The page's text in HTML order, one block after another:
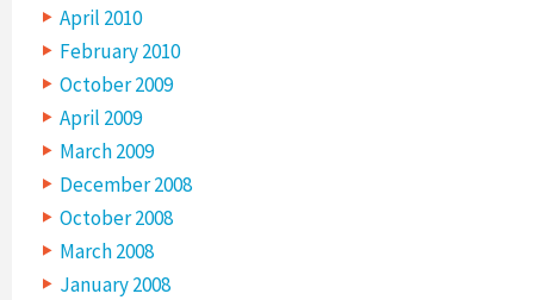
April 2010
February 2010
October 2009
April 2009
March 2009
December 2008
October 2008
March 2008
January 2008